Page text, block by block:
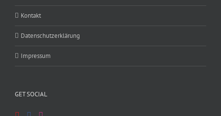
Kontakt
Datenschutzerklärung
Impressum
GET SOCIAL